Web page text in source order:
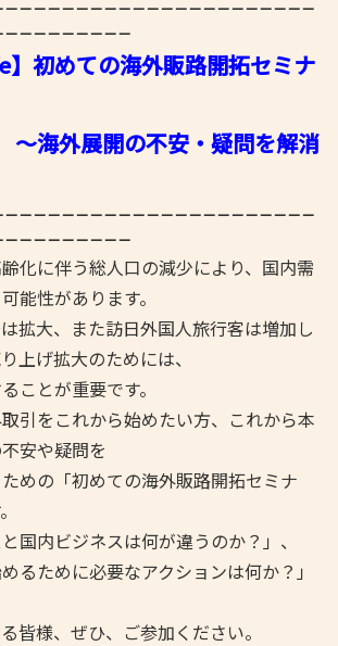
－－－－－－－－－－－－－－－－－－－－－
－－－－－－－－－
】初めての海外販路開拓セミナ
の不安・疑問を解消
－－－－－－－－－－－－－－－－－－－－－
－－－－－－－－－
化に伴う総人口の減少により、国内需
能性があります。
拡大、また訪日外国人旅行客は増加し
上げ拡大のためには、
ことが重要です。
引をこれから始めたい方、これから本
安や疑問を
めの「初めての海外販路開拓セミナ
国内ビジネスは何が違うのか？」、
るために必要なアクションは何か？」
皆様、ぜひ、ご参加ください。